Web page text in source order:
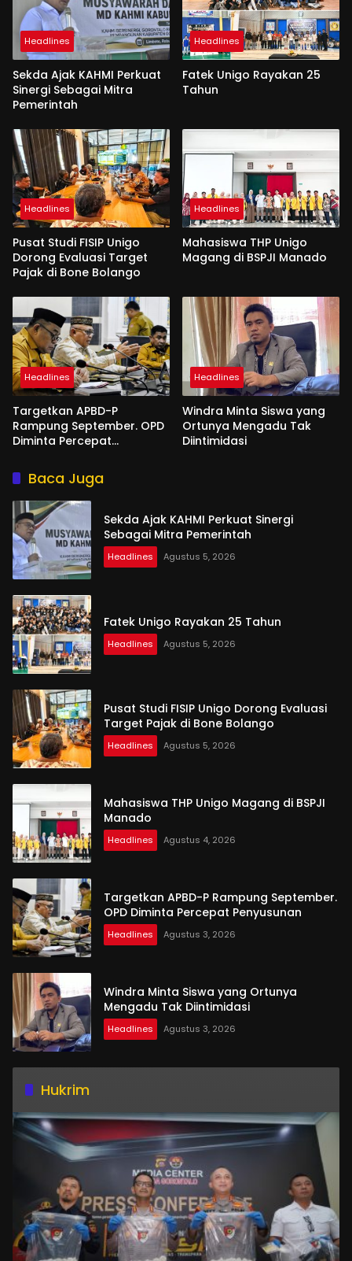
Headlines
Sekda Ajak KAHMI Perkuat
Sinergi Sebagai Mitra
Pemerintah
Headlines
Fatek Unigo Rayakan 25
Tahun
Headlines
Pusat Studi FISIP Unigo
Dorong Evaluasi Target
Pajak di Bone Bolango
Headlines
Mahasiswa THP Unigo
Magang di BSPJI Manado
Headlines
Targetkan APBD-P
Rampung September. OPD
Diminta Percepat
Headlines
Windra Minta Siswa yang
Ortunya Mengadu Tak
Diintimidasi
Baca Juga
Sekda Ajak KAHMI Perkuat Sinergi
Sebagai Mitra Pemerintah
Headlines Agustus 5, 2026
Fatek Unigo Rayakan 25 Tahun
Headlines Agustus 5, 2026
Pusat Studi FISIP Unigo Dorong Evaluasi
Target Pajak di Bone Bolango
Headlines Agustus 5, 2026
Mahasiswa THP Unigo Magang di BSPJI
Manado
Headlines Agustus 4, 2026
Targetkan APBD-P Rampung September.
OPD Diminta Percepat Penyusunan
Headlines Agustus 3, 2026
Windra Minta Siswa yang Ortunya
Mengadu Tak Diintimidasi
Headlines Agustus 3, 2026
Hukrim